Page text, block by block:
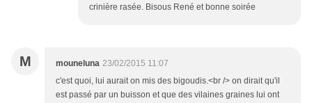
crinière rasée. Bisous René et bonne soirée
M mouneluna 23/02/2015 11:07
c'est quoi, lui aurait on mis des bigoudis.<br /> on dirait qu'il
est passé par un buisson et que des vilaines graines lui ont